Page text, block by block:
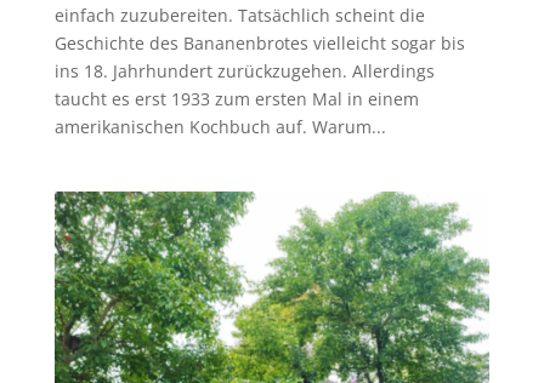
einfach zuzubereiten. Tatsächlich scheint die
Geschichte des Bananenbrotes vielleicht sogar bis
ins 18. Jahrhundert zurückzugehen. Allerdings
taucht es erst 1933 zum ersten Mal in einem
amerikanischen Kochbuch auf. Warum...